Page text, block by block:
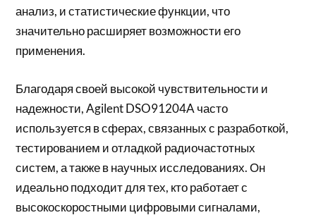
анализ, и статистические функции, что
значительно расширяет возможности его
применения.
Благодаря своей высокой чувствительности и
надежности, Agilent DSO91204A часто
используется в сферах, связанных с разработкой,
тестированием и отладкой радиочастотных
систем, а также в научных исследованиях. Он
идеально подходит для тех, кто работает с
высокоскоростными цифровыми сигналами,